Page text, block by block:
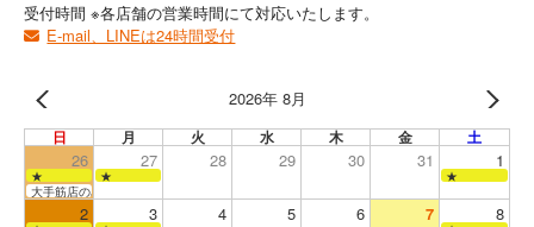
受付時間 ※各店舗の営業時間にて対応いたします。
E-mail、LINEは24時間受付
2026年 8月
日 月 火 水 木 金 土
26 27 28 29 30 31 1
★ ★
★
大手筋店のみ営業
2 3 4 5 6 7 8